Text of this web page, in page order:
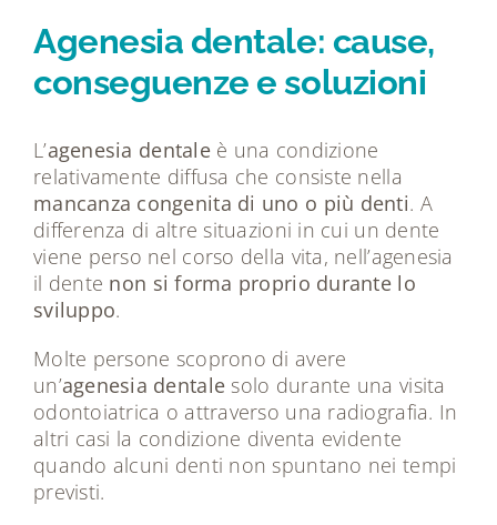
Dicono di noi
Magazine
Contatti
Agenesia dentale: cause,
conseguenze e soluzioni
L’agenesia dentaleè una condizione
relativamente diffusa che consiste nella
mancanza congenita di uno o più denti. A
differenza di altre situazioni in cui un dente
viene perso nel corso della vita, nell’agenesia
il dente non si forma proprio durante lo
sviluppo.
Molte persone scoprono di avere
un’agenesia dentale solo durante una visita
odontoiatrica o attraverso una radiografia. In
altri casi la condizione diventa evidente
quando alcuni denti non spuntano nei tempi
previsti.